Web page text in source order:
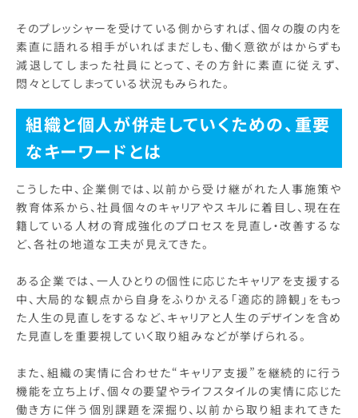
そのプレッシャーを受けている側からすれば、個々の腹の内を
素直に語れる相手がいればまだしも、働く意欲がはからずも
減退してしまった社員にとって、その方針に素直に従えず、
悶々としてしまっている状況もみられた。
組織と個人が併走していくための、重要
なキーワードとは
こうした中、企業側では、以前から受け継がれた人事施策や
教育体系から、社員個々のキャリアやスキルに着目し、現在在
籍している人材の育成強化のプロセスを見直し・改善するな
ど、各社の地道な工夫が見えてきた。
ある企業では、一人ひとりの個性に応じたキャリアを支援する
中、大局的な観点から自身をふりかえる「適応的諦観」をもっ
た人生の見直しをするなど、キャリアと人生のデザインを含め
た見直しを重要視していく取り組みなどが挙げられる。
また、組織の実情に合わせた“キャリア支援”を継続的に行う
機能を立ち上げ、個々の要望やライフスタイルの実情に応じた
働き方に伴う個別課題を深掘り、以前から取り組まれてきた